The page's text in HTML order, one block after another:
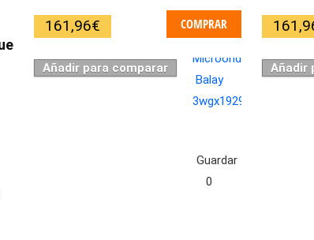
161,96€ COMPRAR
Añadir para comparar
Guardar
0
Añadir